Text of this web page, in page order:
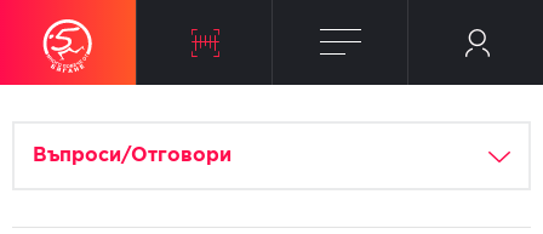
Въпроси/Отговори